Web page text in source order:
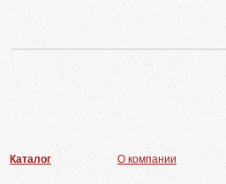
Каталог О компании